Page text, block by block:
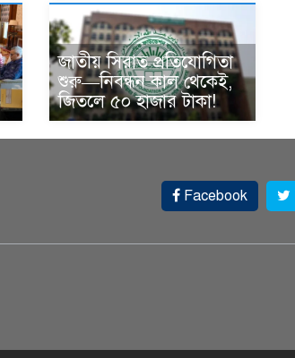
জাতীয় সিরাত প্রতিযোগিতা
শুরু—নিবন্ধন কাল থেকেই,
জিতলে ৫০ হাজার টাকা!
Facebook